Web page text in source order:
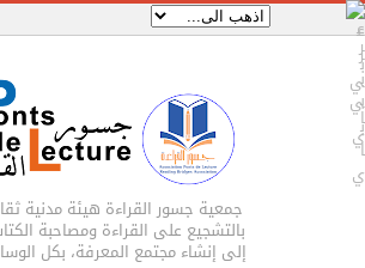
جمعية جسور القراءة هيئة مدنية
بالتشجيع على القراءة ومصاحبة
إلى إنشاء مجتمع المعرفة، بكل